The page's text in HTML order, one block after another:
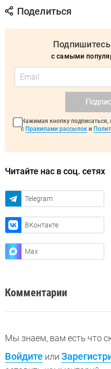
Поделиться
с самыми
Нажимая кнопку подписаться,
с Правилами рассылок и
Читайте нас в соц. сетях
Telegram
ВКонтакте
Max
Комментарии
Мы знаем, вам есть что
Войдите или